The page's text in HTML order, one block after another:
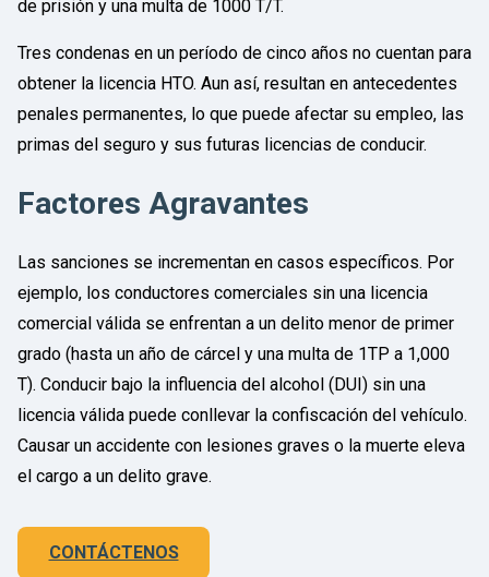
de prisión y una multa de 1000 T/T.
Tres condenas en un período de cinco años no cuentan para
obtener la licencia HTO. Aun así, resultan en antecedentes
penales permanentes, lo que puede afectar su empleo, las
primas del seguro y sus futuras licencias de conducir.
Factores Agravantes
Las sanciones se incrementan en casos específicos. Por
ejemplo, los conductores comerciales sin una licencia
comercial válida se enfrentan a un delito menor de primer
grado (hasta un año de cárcel y una multa de 1TP a 1,000
T). Conducir bajo la influencia del alcohol (DUI) sin una
licencia válida puede conllevar la confiscación del vehículo.
Causar un accidente con lesiones graves o la muerte eleva
el cargo a un delito grave.
CONTÁCTENOS